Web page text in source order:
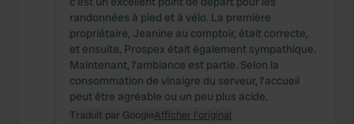
randonnées à pied et à vélo. La première
propriétaire, Jeanine au comptoir, était correcte,
et ensuite, Prospex était également sympathique.
Maintenant, l'ambiance est partie. Selon la
consommation de vinaigre du serveur, l'accueil
peut être agréable ou un peu plus acide.
Traduit par GoogleAfficher l'original